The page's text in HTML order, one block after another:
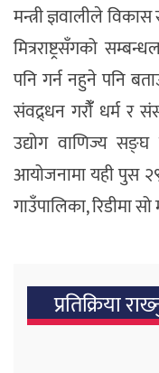
मन्त्री ज्ञवालीले
मित्रराष्ट्रसँगको
पनि गर्न नहुने पनि
संवद्र्धन गरौंँ धर्म र
उद्योग वाणिज्य
आयोजनामा यही पुस
गाउँपालिका, रिडीमा
प्रतिक्रिया